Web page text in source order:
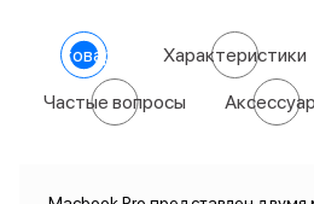
О товаре Характеристики
Частые вопросы